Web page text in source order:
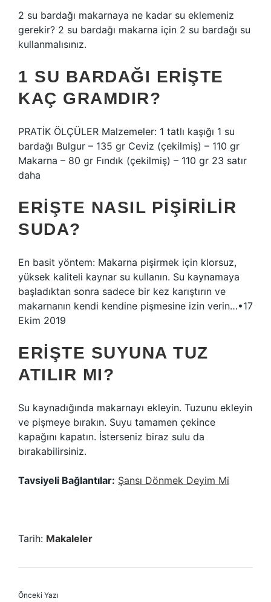
2 su bardağı makarnaya ne kadar su eklemeniz
gerekir? 2 su bardağı makarna için 2 su bardağı su
kullanmalısınız.
1 SU BARDAĞI ERIŞTE
KAÇ GRAMDIR?
PRATİK ÖLÇÜLER Malzemeler: 1 tatlı kaşığı 1 su
bardağı Bulgur – 135 gr Ceviz (çekilmiş) – 110 gr
Makarna – 80 gr Fındık (çekilmiş) – 110 gr 23 satır
daha
ERIŞTE NASIL PIŞIRILIR
SUDA?
En basit yöntem: Makarna pişirmek için klorsuz,
yüksek kaliteli kaynar su kullanın. Su kaynamaya
başladıktan sonra sadece bir kez karıştırın ve
makarnanın kendi kendine pişmesine izin verin…•17
Ekim 2019
ERIŞTE SUYUNA TUZ
ATILIR MI?
Su kaynadığında makarnayı ekleyin. Tuzunu ekleyin
ve pişmeye bırakın. Suyu tamamen çekince
kapağını kapatın. İsterseniz biraz sulu da
bırakabilirsiniz.
Tavsiyeli Bağlantılar: Şansı Dönmek Deyim Mi
Tarih: Makaleler
Önceki Yazı